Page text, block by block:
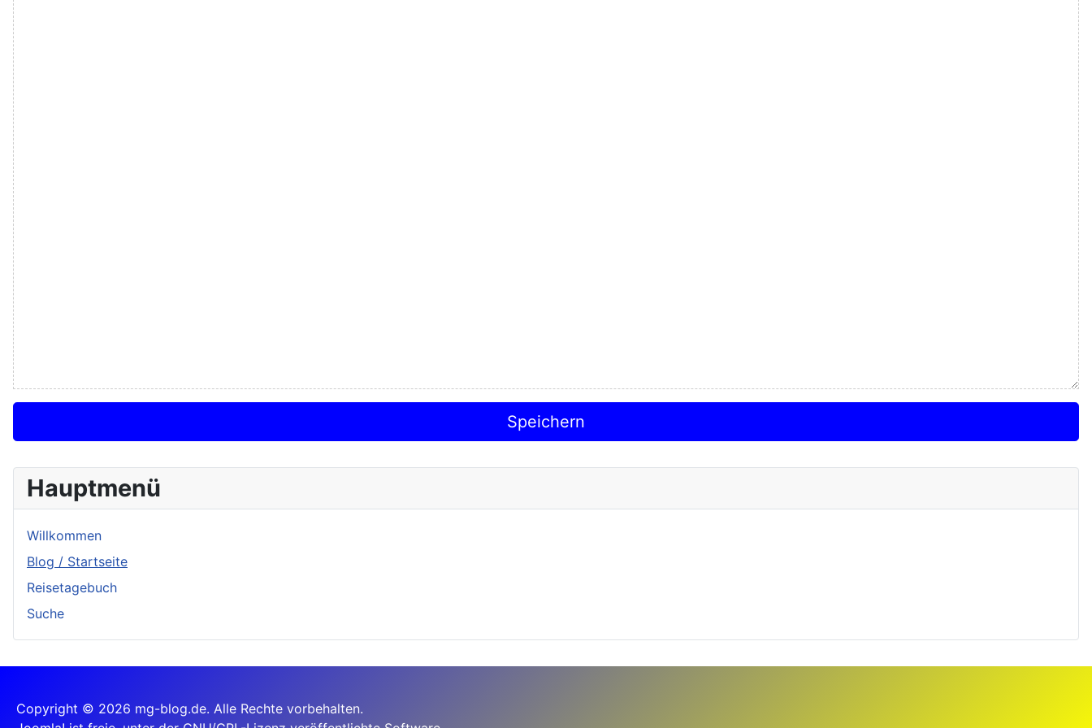
Speichern
Hauptmenü
Willkommen
Blog / Startseite
Reisetagebuch
Suche
Copyright © 2026 mg-blog.de. Alle Rechte vorbehalten.